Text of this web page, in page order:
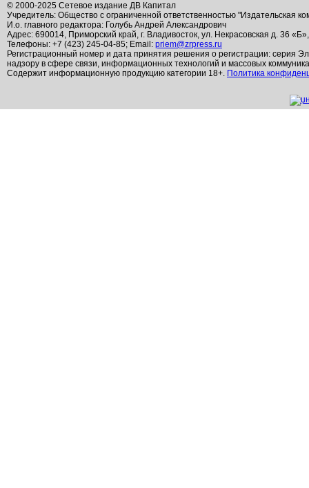
© 2000-2025 Сетевое издание ДВ Капитал
Учредитель: Общество с ограниченной ответственностью "Издательская
И.о. главного редактора: Голубь Андрей Александрович
Адрес: 690014, Приморский край, г. Владивосток, ул. Некрасовская д. 36
Телефоны: +7 (423) 245-04-85; Email: priem@zrpress.ru
Регистрационный номер и дата принятия решения о регистрации: серия
надзору в сфере связи, информационных технологий и массовых
Содержит информационную продукцию категории 18+. Политика